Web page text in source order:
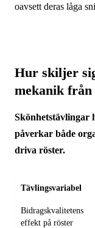
oavsett deras låga
Hur skiljer
mekanik från
Skönhets­tävlingar
påverkar både
driva röster.
Tävlings­variabel
Bidragskvalitetens
effekt på röster